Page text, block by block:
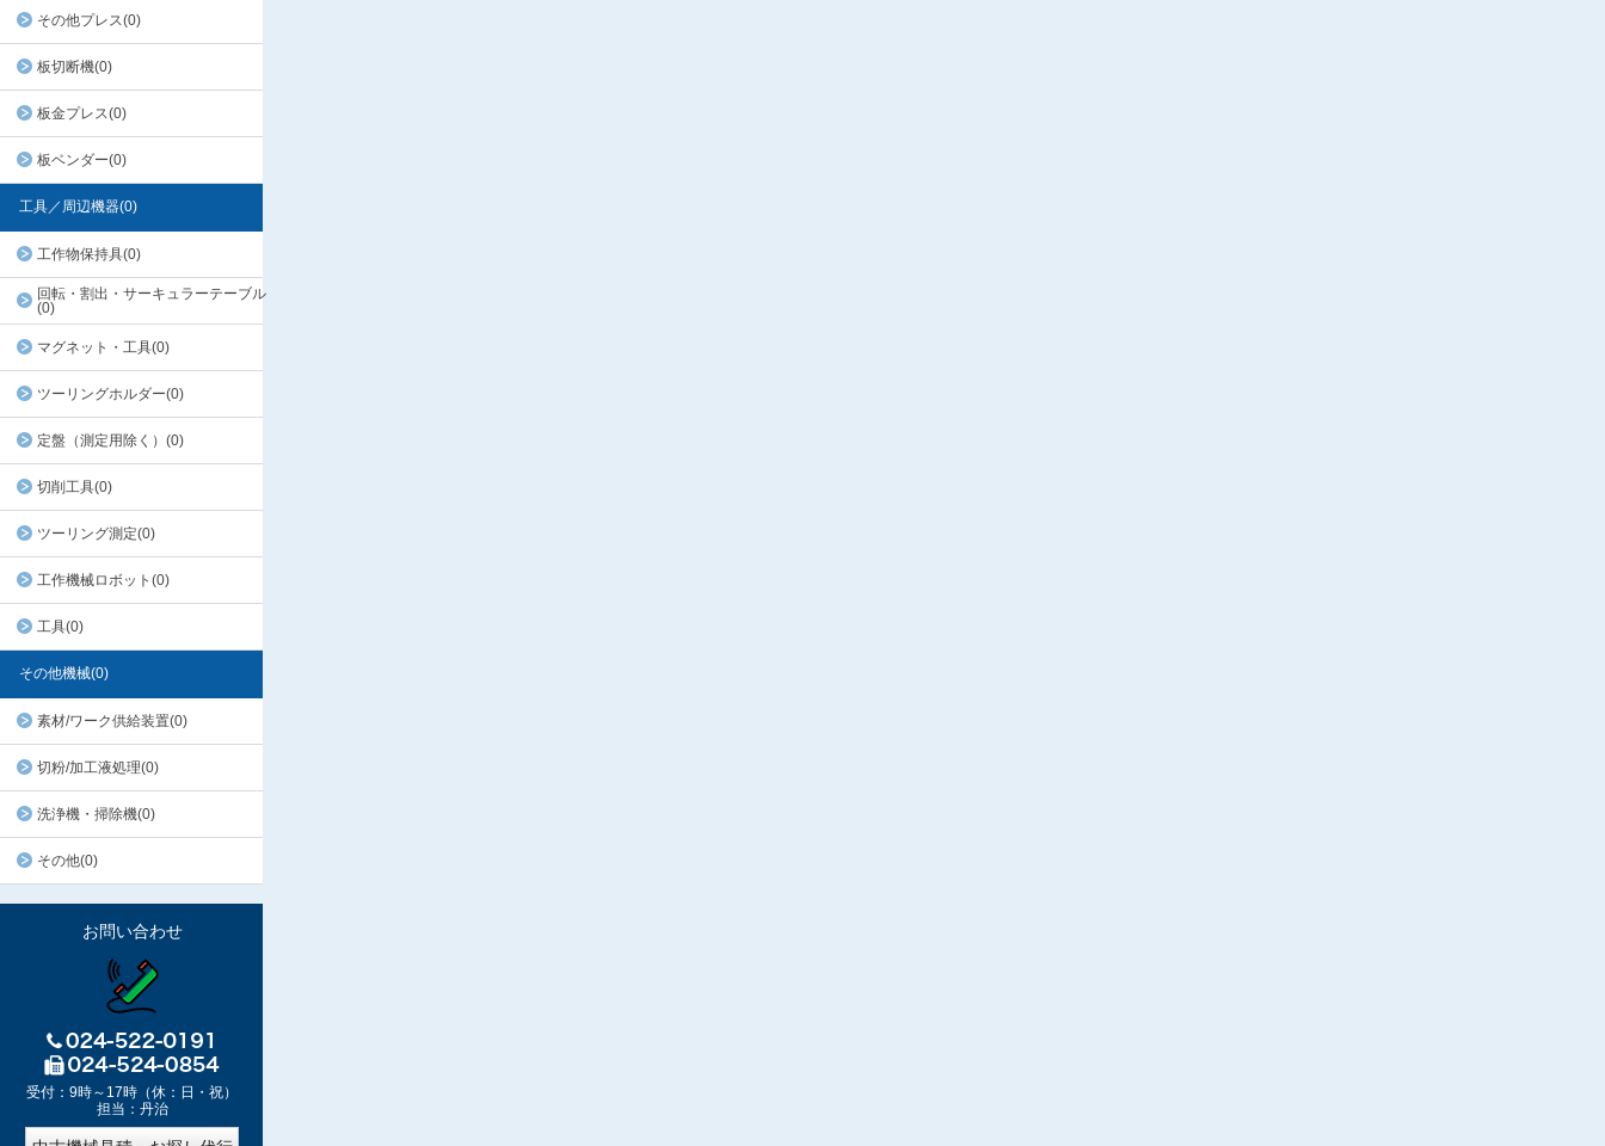
その他プレス(0)
板切断機(0)
板金プレス(0)
板ベンダー(0)
工具／周辺機器(0)
工作物保持具(0)
回転・割出・サーキュラーテーブル
(0)
マグネット・工具(0)
ツーリングホルダー(0)
定盤（測定用除く）(0)
切削工具(0)
ツーリング測定(0)
工作機械ロボット(0)
工具(0)
その他機械(0)
素材/ワーク供給装置(0)
切粉/加工液処理(0)
洗浄機・掃除機(0)
その他(0)
お問い合わせ
受付：9時～17時（休：日・祝）
担当：丹治